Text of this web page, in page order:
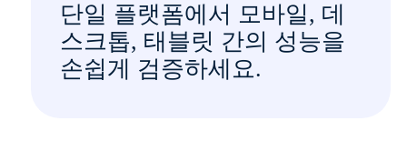
단일 플랫폼에서 모바일, 데
스크톱, 태블릿 간의 성능을
손쉽게 검증하세요.